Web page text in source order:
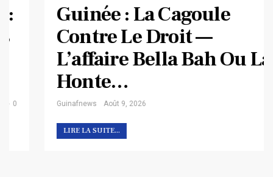
Guinée : La Cagoule
Contre Le Droit —
L’affaire Bella Bah Ou La
Honte…
Guinafnews Août 9, 2026
LIRE LA SUITE...